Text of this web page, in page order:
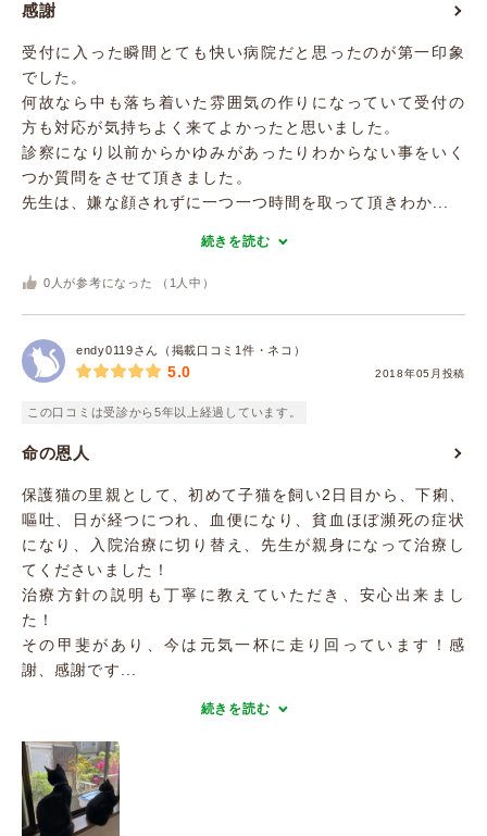
感謝
受付に入った瞬間とても快い病院だと思ったのが第一印象
でした。
何故なら中も落ち着いた雰囲気の作りになっていて受付の
方も対応が気持ちよく来てよかったと思いました。
診察になり以前からかゆみがあったりわからない事をいく
つか質問をさせて頂きました。
先生は、嫌な顔されずに一つ一つ時間を取って頂きわか...
続きを読む
0 人が参考になった （ 1 人中）
endy0119さん（掲載口コミ1件・ネコ）
2018年05月投稿
5.0
この口コミは受診から5年以上経過しています。
命の恩人
保護猫の里親として、初めて子猫を飼い2日目から、下痢、
嘔吐、日が経つにつれ、血便になり、貧血ほぼ瀕死の症状
になり、入院治療に切り替え、先生が親身になって治療し
てくださいました！
治療方針の説明も丁寧に教えていただき、安心出来まし
た！
その甲斐があり、今は元気一杯に走り回っています！感
謝、感謝です...
続きを読む